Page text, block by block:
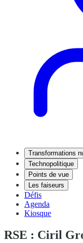
Transformations
Technopolitique
Points de vue
Les faiseurs
Défis
Agenda
Kiosque
RSE : Ciril